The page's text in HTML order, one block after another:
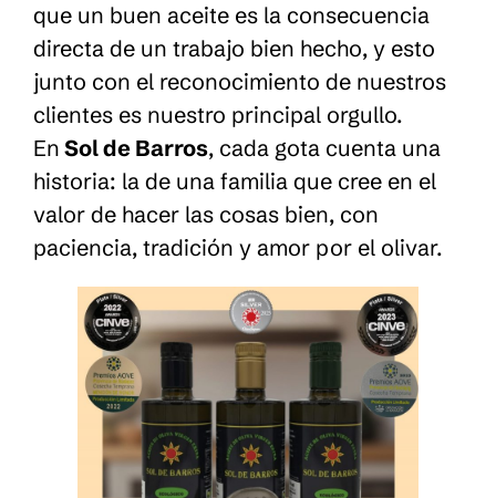
que un buen aceite es la consecuencia
directa de un trabajo bien hecho, y esto
junto con el reconocimiento de nuestros
clientes es nuestro principal orgullo.
En Sol de Barros, cada gota cuenta una
historia: la de una familia que cree en el
valor de hacer las cosas bien, con
paciencia, tradición y amor por el olivar.